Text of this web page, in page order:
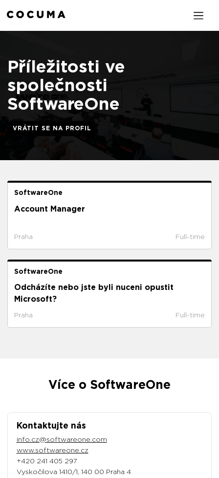
Příležitosti ve
společnosti
SoftwareOne
VRÁTIT SE NA PROFIL
SoftwareOne
Account Manager
Praha Full-time
SoftwareOne
Odcházíte nebo jste byli nuceni opustit
Microsoft?
Praha Full-time
Více o SoftwareOne
Kontaktujte nás
info.cz@softwareone.com
www.softwareone.cz
+420 241 405 297
Vyskočilova 1410/1, 140 00 Praha 4